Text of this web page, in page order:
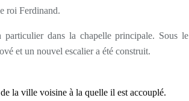
roi Ferdinand.
dans la chapelle principale. Sous le
et un nouvel escalier a été construit.
la ville voisine à la quelle il est accouplé.